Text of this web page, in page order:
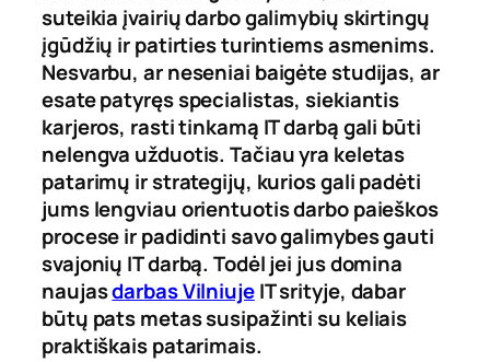
suteikia įvairių darbo galimybių skirtingų
įgūdžių ir patirties turintiems asmenims.
Nesvarbu, ar neseniai baigėte studijas, ar
esate patyręs specialistas, siekiantis
karjeros, rasti tinkamą IT darbą gali būti
nelengva užduotis. Tačiau yra keletas
patarimų ir strategijų, kurios gali padėti
jums lengviau orientuotis darbo paieškos
procese ir padidinti savo galimybes gauti
svajonių IT darbą. Todėl jei jus domina
naujasdarbas VilniujeIT srityje, dabar
būtų pats metas susipažinti su keliais
praktiškais patarimais.